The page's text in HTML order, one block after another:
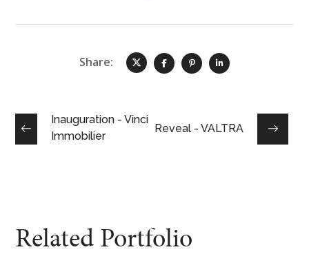
Share:
Inauguration - Vinci
Immobilier
Reveal - VALTRA
Related Portfolio